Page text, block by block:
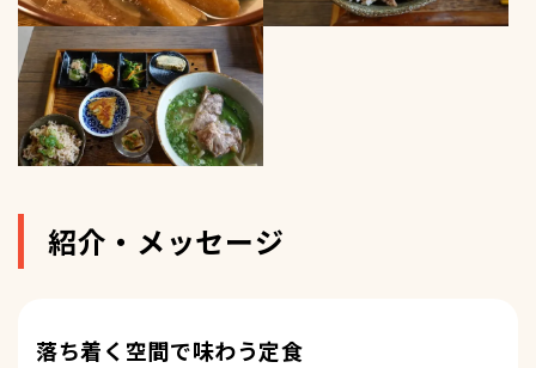
紹介・メッセージ
落ち着く空間で味わう定食